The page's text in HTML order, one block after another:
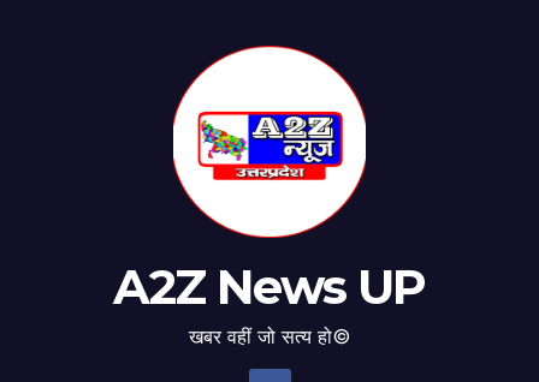
A2Z News UP
खबर वहीं जो सत्य हो©